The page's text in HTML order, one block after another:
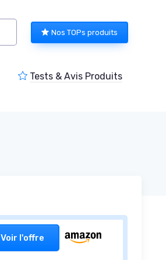
Nos TOPs produits
Tests & Avis Produits
Voir l'offre